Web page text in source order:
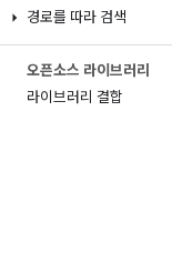
경로를 따라 검색
오픈소스 라이브러리
라이브러리 결합